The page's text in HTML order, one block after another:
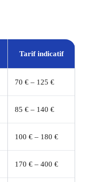
Tarif indicatif
70 € – 125 €
85 € – 140 €
100 € – 180 €
170 € – 400 €